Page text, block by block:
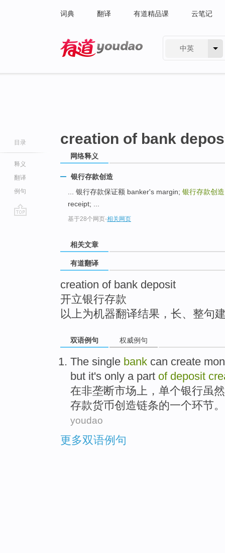
词典 翻译 有道精品课 云笔记
中英
目录
释义
翻译
例句
creation of bank
网络释义
银行存款创造
... 银行存款保证额 banker's margin; 银行存款创
receipt; ...
基于28个网页-相关网页
相关文章
有道翻译
creation of bank deposit
开立银行存款
以上为机器翻译结果，长、整句
双语例句 权威例句
The single bank can create
but it's only a part of deposit
在非垄断市场 上， 单个银行虽
存款货币创造链条的一个环节。
youdao
更多双语例句